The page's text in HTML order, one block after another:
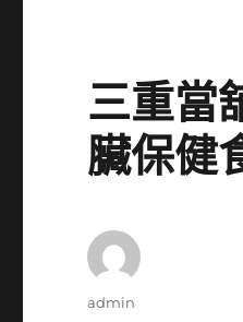
三重當
臟保健
作
admin